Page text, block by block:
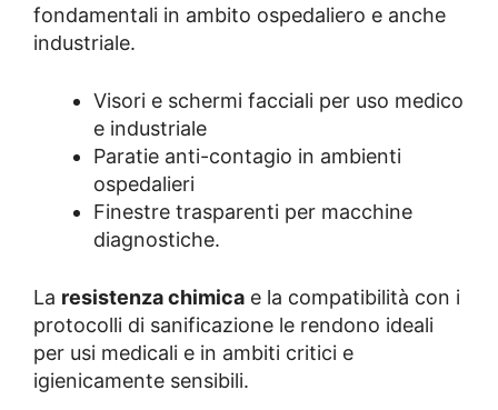
fondamentali in ambito ospedaliero e anche
industriale.
Visori e schermi facciali per uso medico
e industriale
Paratie anti-contagio in ambienti
ospedalieri
Finestre trasparenti per macchine
diagnostiche.
La resistenza chimica e la compatibilità con i
protocolli di sanificazione le rendono ideali
per usi medicali e in ambiti critici e
igienicamente sensibili.